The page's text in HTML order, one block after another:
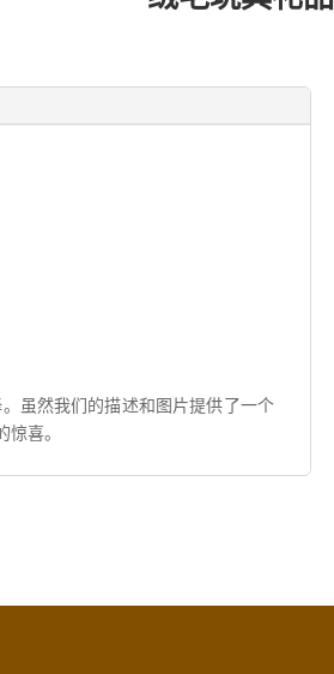
虽然我们的描述和图片提供了一个
喜。